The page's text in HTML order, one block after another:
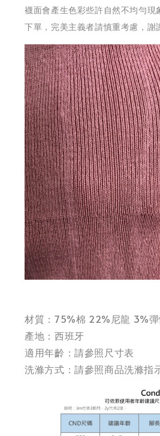
襪面會產生色彩些許自然不均勻
下單，完美主義者請慎重考慮，謝
材質：75%棉 22%尼龍 3%
產地：西班牙
適用年齡：請參照尺寸表
洗滌方式：請參照商品洗滌指